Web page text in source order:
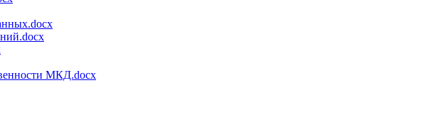
МКД.docx